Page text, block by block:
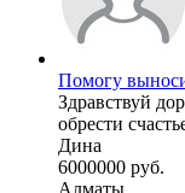
Помогу
Здравствуй
обрести
Дина
6000000 руб.
Алматы